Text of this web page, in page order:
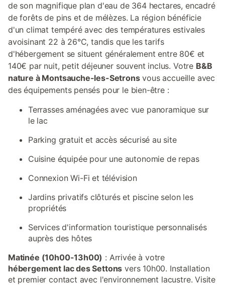
de son magnifique plan d'eau de 364 hectares, encadré
de forêts de pins et de mélèzes. La région bénéficie
d'un climat tempéré avec des températures estivales
avoisinant 22 à 26°C, tandis que les tarifs
d'hébergement se situent généralement entre 80€ et
140€ par nuit, petit déjeuner souvent inclus. Votre B&B
nature à Montsauche-les-Setronsvous accueille avec
des équipements pensés pour le bien-être :
Terrasses aménagées avec vue panoramique sur
le lac
Parking gratuit et accès sécurisé au site
Cuisine équipée pour une autonomie de repas
Connexion Wi-Fi et télévision
Jardins privatifs clôturés et piscine selon les
propriétés
Services d'information touristique personnalisés
auprès des hôtes
Matinée (10h00-13h00) : Arrivée à votre
hébergement lac des Settons vers 10h00. Installation
et premier contact avec l'environnement lacustre. Visite